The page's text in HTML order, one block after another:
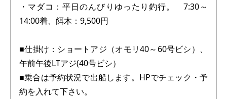
・マダコ：平日のんびりゆったり釣行。 7:30～
14:00着、餌木：9,500円
■仕掛け：ショートアジ（オモリ40～60号ビシ）、
午前午後LTアジ(40号ビシ）
■乗合は予約状況で出船します。HPでチェック・予
約を入れて下さい。